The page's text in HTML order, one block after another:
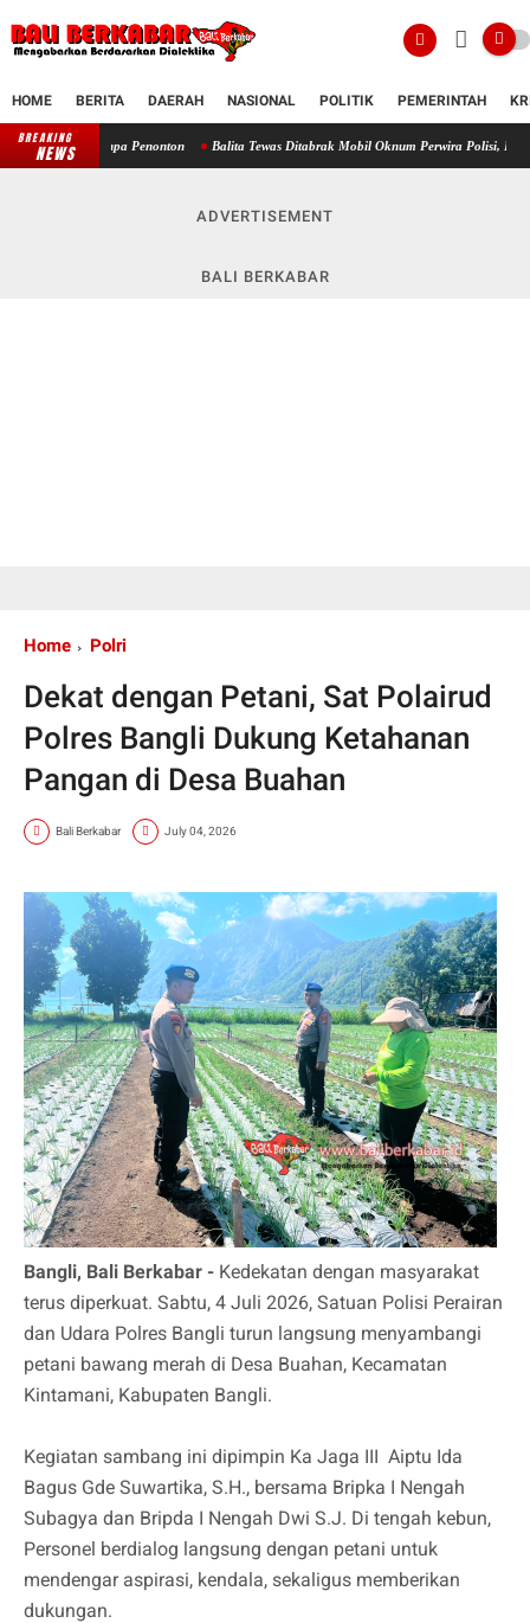
HOME BERITA DAERAH NASIONAL POLITIK PEMERINTAH
BREAKING
NEWS Balita Tewas Ditabrak Mobil Oknum Perwira Polisi, Keluarga Sebut
ADVERTISEMENT
BALI BERKABAR
Home Polri
Dekat dengan Petani, Sat Polairud
Polres Bangli Dukung Ketahanan
Pangan di Desa Buahan
Bali Berkabar July 04, 2026
Bangli, Bali Berkabar - Kedekatan dengan masyarakat
terus diperkuat. Sabtu, 4 Juli 2026, Satuan Polisi Perairan
dan Udara Polres Bangli turun langsung menyambangi
petani bawang merah di Desa Buahan, Kecamatan
Kintamani, Kabupaten Bangli.
Kegiatan sambang ini dipimpin Ka Jaga III Aiptu Ida
Bagus Gde Suwartika, S.H., bersama Bripka I Nengah
Subagya dan Bripda I Nengah Dwi S.J. Di tengah kebun,
Personel berdialog langsung dengan petani untuk
mendengar aspirasi, kendala, sekaligus memberikan
dukungan.